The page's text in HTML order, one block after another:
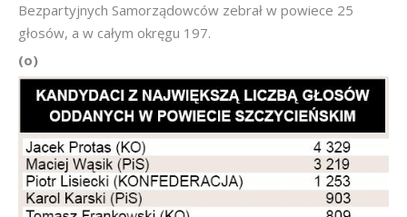
Bezpartyjnych Samorządowców zebrał w powiece 25
głosów, a w całym okręgu 197.
(o)